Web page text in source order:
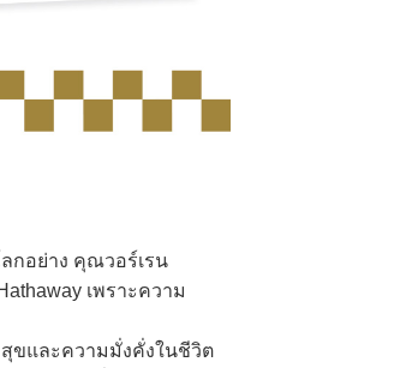
กอย่าง คุณวอร์เรน
เพราะความ
ขและความมั่งคั่งในชีวิต